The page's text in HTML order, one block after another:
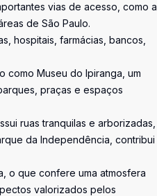
vias de acesso, como a
de São Paulo.
hospitais, farmácias, bancos,
como Museu do Ipiranga, um
praças e espaços
ruas tranquilas e arborizadas,
da Independência, contribui
o que confere uma atmosfera
valorizados pelos